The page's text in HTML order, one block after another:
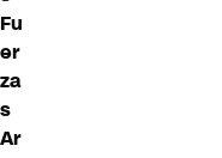
Fu
er
za
s
Ar